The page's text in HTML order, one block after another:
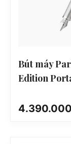
Bút máy
Edition
4.390.000